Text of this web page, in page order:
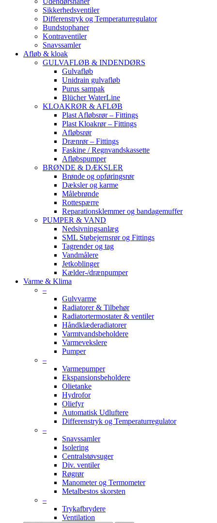
Sikkerhedsventiler
Differenstryk og Temperaturregulator
Bundstophaner
Kontraventiler
Snavssamler
Afløb & kloak
GULVAFLØB & INDENDØRS
Gulvafløb
Unidrain gulvafløb
Purus sampak
Blücher WaterLine
KLOAKRØR & AFLØB
Plast Afløbsrør – Fittings
Plast Kloakrør – Fittings
Afløbsrør
Drænrør – Fittings
Faskine / Regnvandskassette
Afløbspumper
BRØNDE & DÆKSLER
Brønde og opføringsrør
Dæksler og karme
Målebrønde
Rottespærre
Reparationsklemmer og bandagemuffer
PUMPER & VAND
Nedsivningsanlæg
SML Støbejernsrør og Fittings
Tagrender og tag
Vandmålere
Jetkoblinger
Kælder-/drænpumper
Varme & Klima
–
Gulvvarme
Radiatorer & Tilbehør
Radiatortermostater & ventiler
Håndklæderadiatorer
Varmtvandsbeholdere
Varmevekslere
Pumper
–
Varmepumper
Ekspansionsbeholdere
Olietanke
Hydrofor
Oliefyr
Automatisk Udluftere
Differenstryk og Temperaturregulator
–
Snavssamler
Isolering
Centralstøvsuger
Div. ventiler
Røgrør
Manometer og Termometer
Metalbestos skorsten
–
Trykafbrydere
Ventilation